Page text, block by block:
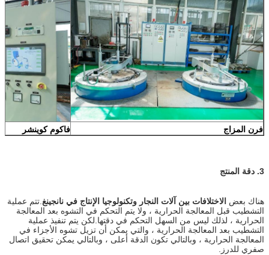
فرن المزاج فاكوم كوينشر
3. دقة المنتج
هناك بعض الاختلافات بين آلات النجار وتكنولوجيا الإنتاج في نانجينغ .تتم عملية
التشطيب قبل المعالجة الحرارية ، ولا يتم التحكم في التشوه بعد المعالجة
الحرارية ، لذلك ليس من السهل التحكم في دقتها.لكن يتم تنفيذ عملية
التشطيب بعد المعالجة الحرارية ، والتي يمكن أن تزيل تشوه الأجزاء في
المعالجة الحرارية ، وبالتالي تكون الدقة أعلى ، وبالتالي يمكن تحقيق اتصال
صفري للدرز.